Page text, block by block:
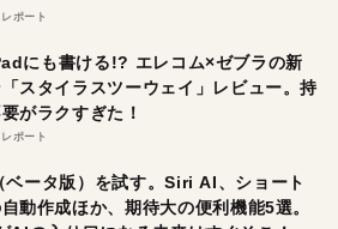
レポート
にも書ける!? エレコム×ゼブラの新
スタイラスツーウェイ」レビュー。持
がラクすぎた！
レポート
ベータ版）を試す。Siri AI、ショート
動作成ほか、期待大の便利機能5選。